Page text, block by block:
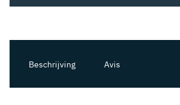
Beschrijving Avis